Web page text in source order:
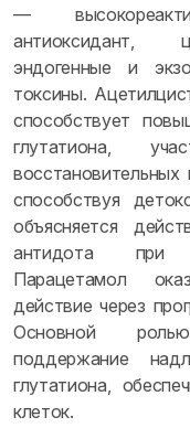
—
антиоксидант,
эндогенные и
токсины.
способствует
глутатиона,
способствуя
объясняется
антидота при
Парацетамол
действие через
Основной
поддержание
глутатиона,
клеток.